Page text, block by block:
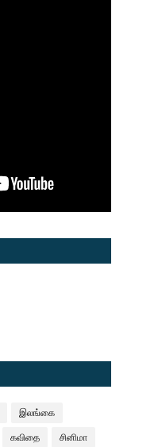
இலங்கை
கவிதை சினிமா